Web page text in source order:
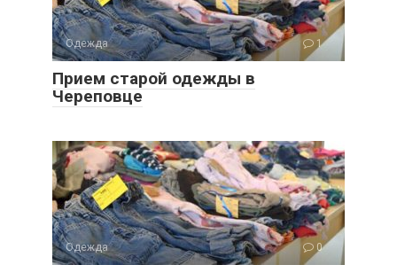
Одежда 1
Прием старой одежды в
Череповце
Одежда 0